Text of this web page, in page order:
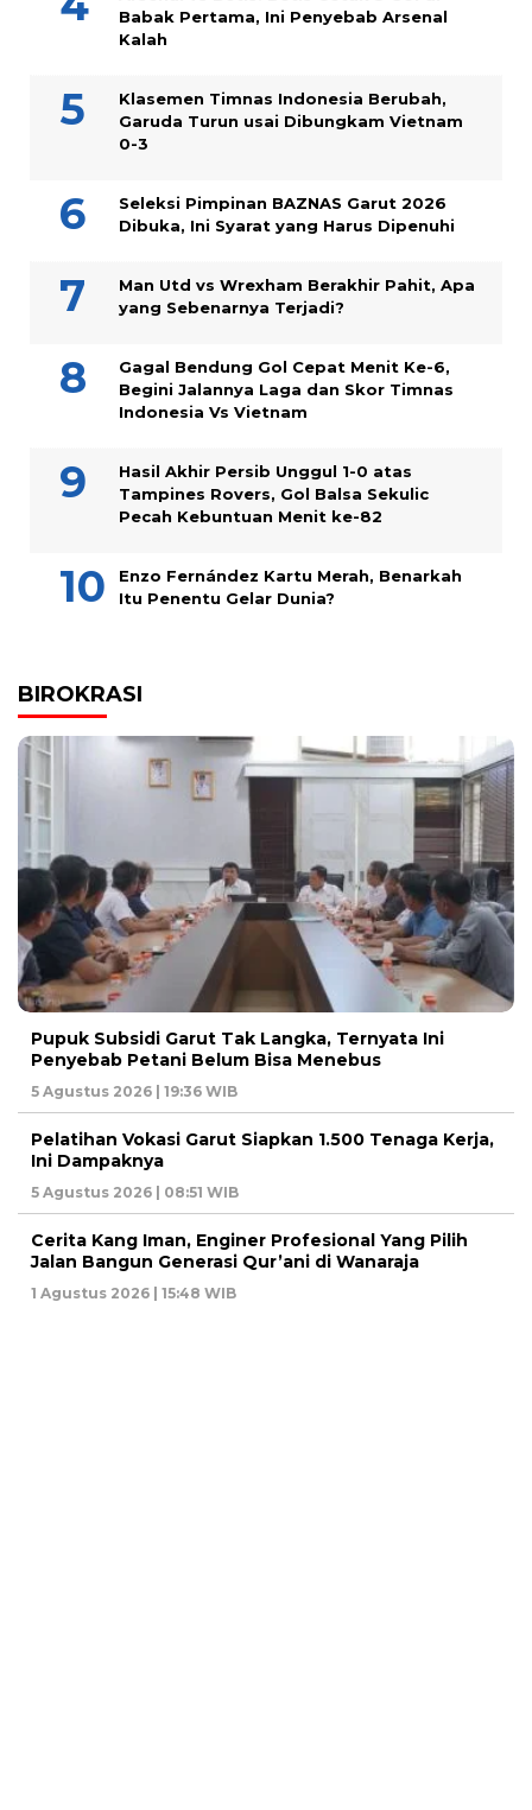
Babak Pertama, Ini Penyebab Arsenal
Kalah
Klasemen Timnas Indonesia Berubah,
Garuda Turun usai Dibungkam Vietnam
0-3
Seleksi Pimpinan BAZNAS Garut 2026
Dibuka, Ini Syarat yang Harus Dipenuhi
Man Utd vs Wrexham Berakhir Pahit, Apa
yang Sebenarnya Terjadi?
Gagal Bendung Gol Cepat Menit Ke-6,
Begini Jalannya Laga dan Skor Timnas
Indonesia Vs Vietnam
Hasil Akhir Persib Unggul 1-0 atas
Tampines Rovers, Gol Balsa Sekulic
Pecah Kebuntuan Menit ke-82
Enzo Fernández Kartu Merah, Benarkah
Itu Penentu Gelar Dunia?
BIROKRASI
Pupuk Subsidi Garut Tak Langka, Ternyata Ini
Penyebab Petani Belum Bisa Menebus
5 Agustus 2026 | 19:36 WIB
Pelatihan Vokasi Garut Siapkan 1.500 Tenaga Kerja,
Ini Dampaknya
5 Agustus 2026 | 08:51 WIB
Cerita Kang Iman, Enginer Profesional Yang Pilih
Jalan Bangun Generasi Qur’ani di Wanaraja
1 Agustus 2026 | 15:48 WIB